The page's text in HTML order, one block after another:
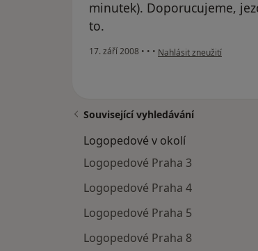
minutek). Doporucujeme,
to.
17. září 2008 • • • podle názoru uživatele
Nahlásit zneužití
Související vyhledávání
Logopedové v okolí
Logopedové Praha 3
Logopedové Praha 4
Logopedové Praha 5
Logopedové Praha 8